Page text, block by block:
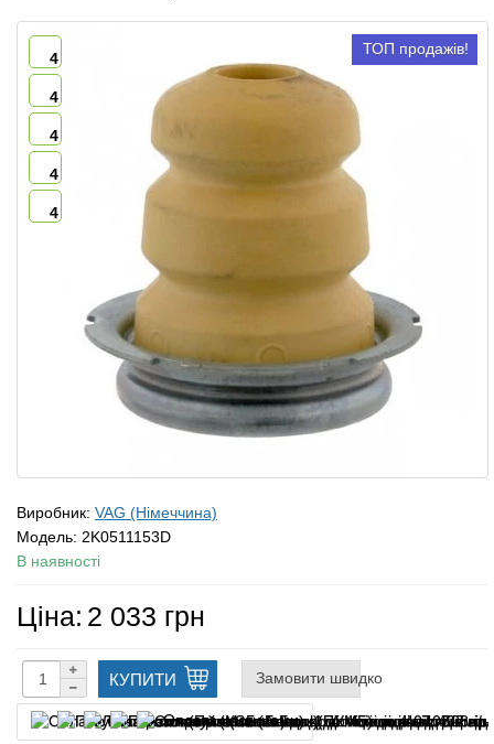
ТОП продажів!
4
4
4
4
4
Виробник: VAG (Німеччина)
Модель: 2K0511153D
В наявності
Ціна: 2 033 грн
КУПИТИ Замовити швидко
Оплата частинами